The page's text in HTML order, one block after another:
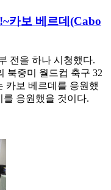
카보 베르데(Cabo
전을 하나 시청했다.
북중미 월드컵 축구 32
카보 베르데를 응원했
응원했을 것이다.